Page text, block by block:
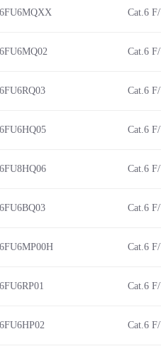
Cat.6
Cat.6
Cat.6
Cat.6
Cat.6
Cat.6
Cat.6
Cat.6
Cat.6